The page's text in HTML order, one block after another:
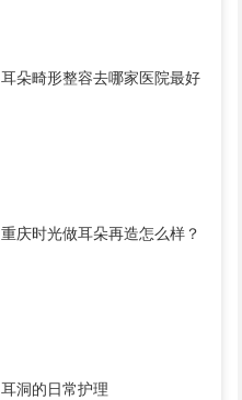
耳朵畸形整容去哪家医院最好
重庆时光做耳朵再造怎么样？
耳洞的日常护理